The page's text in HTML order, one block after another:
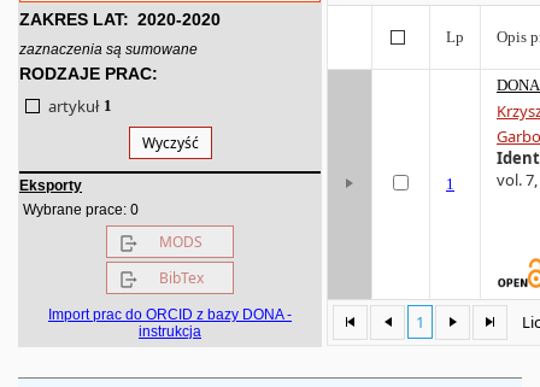
ZAKRES LAT: 2020-2020
zaznaczenia są sumowane
RODZAJE PRAC:
artykuł 1
Wyczyść
Eksporty
Wybrane prace: 0
MODS
BibTex
Import prac do ORCID z bazy DONA -
instrukcja
Lp Opis
1
1
vol.